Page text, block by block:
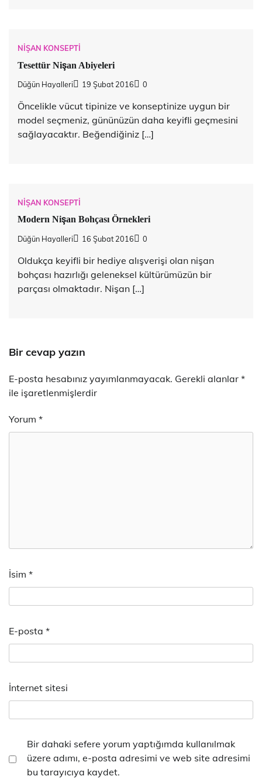
NIŞAN KONSEPTI
Tesettür Nişan Abiyeleri
Düğün Hayalleri 19 Şubat 2016 0
Öncelikle vücut tipinize ve konseptinize uygun bir
model seçmeniz, gününüzün daha keyifli geçmesini
sağlayacaktır. Beğendiğiniz […]
NIŞAN KONSEPTI
Modern Nişan Bohçası Örnekleri
Düğün Hayalleri 16 Şubat 2016 0
Oldukça keyifli bir hediye alışverişi olan nişan
bohçası hazırlığı geleneksel kültürümüzün bir
parçası olmaktadır. Nişan […]
Bir cevap yazın
E-posta hesabınız yayımlanmayacak. Gerekli alanlar *
ile işaretlenmişlerdir
Yorum *
İsim *
E-posta *
İnternet sitesi
Bir dahaki sefere yorum yaptığımda kullanılmak
üzere adımı, e-posta adresimi ve web site adresimi
bu tarayıcıya kaydet.